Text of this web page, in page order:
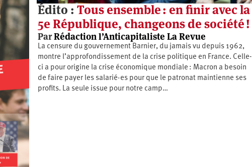
Édito : Tous ensemble : en finir avec la
5e République, changeons de société !
ParRédaction l’Anticapitaliste La Revue
La censure du gouvernement Barnier, du jamais vu depuis 1962,
montre l’approfondissement de la crise politique en France. Celle-
ci a pour origine la crise économique mondiale : Macron a besoin
de faire payer les salarié·es pour que le patronat maintienne ses
profits. La seule issue pour notre camp…